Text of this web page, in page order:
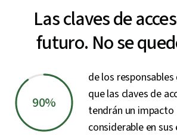
Las claves de
futuro. No se
90%
de los
que las claves de
tendrán un impacto
considerable en sus